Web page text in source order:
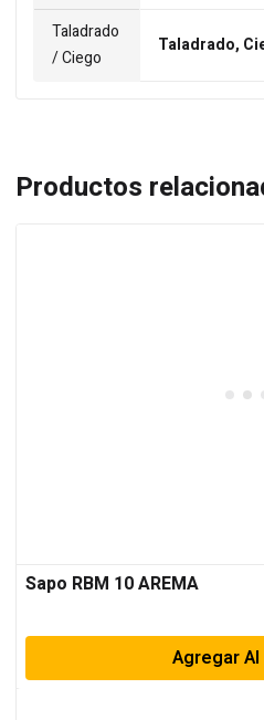
Taladrado
/ Ciego
Taladrado,
Productos
Sapo RBM 10 AREMA
Agregar